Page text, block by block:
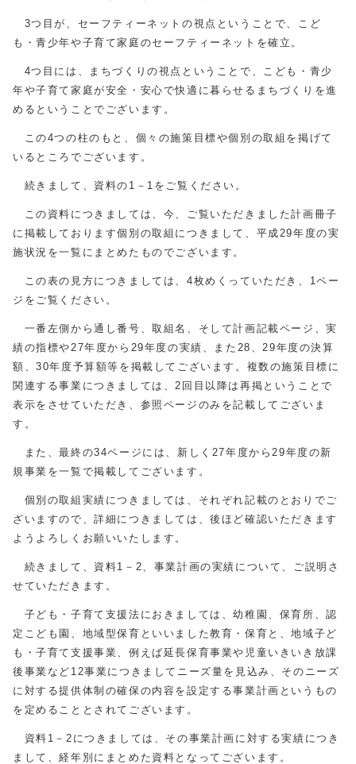
3つ目が、セーフティーネットの視点ということで、こど
も・青少年や子育て家庭のセーフティーネットを確立。
4つ目には、まちづくりの視点ということで、こども・青少
年や子育て家庭が安全・安心で快適に暮らせるまちづくりを進
めるということでございます。
この4つの柱のもと、個々の施策目標や個別の取組を掲げて
いるところでございます。
続きまして、資料の1－1をご覧ください。
この資料につきましては、今、ご覧いただきました計画冊子
に掲載しております個別の取組につきまして、平成29年度の実
施状況を一覧にまとめたものでございます。
この表の見方につきましては、4枚めくっていただき、1ペー
ジをご覧ください。
一番左側から通し番号、取組名、そして計画記載ページ、実
績の指標や27年度から29年度の実績、また28、29年度の決算
額、30年度予算額等を掲載してございます。複数の施策目標に
関連する事業につきましては、2回目以降は再掲ということで
表示をさせていただき、参照ページのみを記載してございま
す。
また、最終の34ページには、新しく27年度から29年度の新
規事業を一覧で掲載してございます。
個別の取組実績につきましては、それぞれ記載のとおりでご
ざいますので、詳細につきましては、後ほど確認いただきます
ようよろしくお願いいたします。
続きまして、資料1－2、事業計画の実績について、ご説明さ
せていただきます。
子ども・子育て支援法におきましては、幼稚園、保育所、認
定こども園、地域型保育といいました教育・保育と、地域子ど
も・子育て支援事業、例えば延長保育事業や児童いきいき放課
後事業など12事業につきましてニーズ量を見込み、そのニーズ
に対する提供体制の確保の内容を設定する事業計画というもの
を定めることとされてございます。
資料1－2につきましては、その事業計画に対する実績につき
まして、経年別にまとめた資料となってございます。